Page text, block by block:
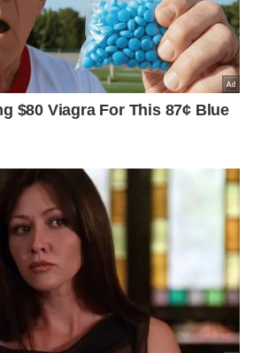
sem improviso, alguns
mais do que produtos
tampa e saco de troca frequente
sucessivas para forçar